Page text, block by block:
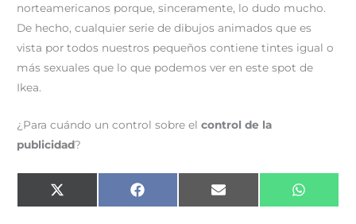
norteamericanos porque, sinceramente, lo dudo mucho.
De hecho, cualquier serie de dibujos animados que es
vista por todos nuestros pequeños contiene tintes igual o
más sexuales que lo que podemos ver en este spot de
Ikea.
¿Para cuándo un control sobre elcontrol de la
publicidad?
Compartir
X
(
Compartir
F
a
Compartir
E
m
W
h